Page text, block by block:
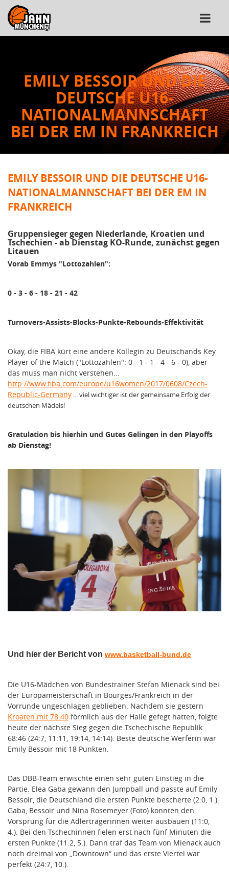
EMILY BESSOIR UND DIE
DEUTSCHE U16-
NATIONALMANNSCHAFT
BEI DER EM IN FRANKREICH
EMILY BESSOIR UND DIE DEUTSCHE U16-
NATIONALMANNSCHAFT BEI DER EM IN
FRANKREICH
Gruppensieger gegen Niederlande, Kroatien und
Tschechien - ab Dienstag KO-Runde, zunächst gegen
Litauen
Vorab Emmys "Lottozahlen":
0 - 3 - 6 - 18 - 21 - 42
Turnovers-Assists-Blocks-Punkte-Rebounds-Effektivität
Okay, die FIBA kürt eine andere Kollegin zu Deutschands Key
Player of the Match ("Lottozahlen": 0 - 1 - 1 - 4 - 6 - 0), aber
das muss man nicht verstehen...
http://www.fiba.com/europe/u16women/2017/0608/Czech-
Republic-Germany ... viel wichtiger ist der gemeinsame Erfolg der
deutschen Mädels!
Gratulation bis hierhin und Gutes Gelingen in den Playoffs
ab Dienstag!
Und hier der Bericht von www.basketball-bund.de
Die U16-Mädchen von Bundestrainer Stefan Mienack sind bei
der Europameisterschaft in Bourges/Frankreich in der
Vorrunde ungeschlagen geblieben. Nachdem sie gestern
Kroaten mit 78:40 förmlich aus der Halle gefegt hatten, folgte
heute der nächste Sieg gegen die Tschechische Republik:
68:46 (24:7, 11:11, 19:14, 14:14). Beste deutsche Werferin war
Emily Bessoir mit 18 Punkten.
Das DBB-Team erwischte einen sehr guten Einstieg in die
Partie. Elea Gaba gewann den Jumpball und passte auf Emily
Bessoir, die Deutschland die ersten Punkte bescherte (2:0, 1.).
Gaba, Bessoir und Nina Rosemeyer (Foto) konnten den
Vorsprung für die Adlerträgerinnen weiter ausbauen (11:0,
4.). Bei den Tschechinnen fielen erst nach fünf Minuten die
ersten Punkte (11:2, 5.). Dann traf das Team von Mienack auch
noch dreimal von „Downtown“ und das erste Viertel war
perfekt (24:7, 10.).